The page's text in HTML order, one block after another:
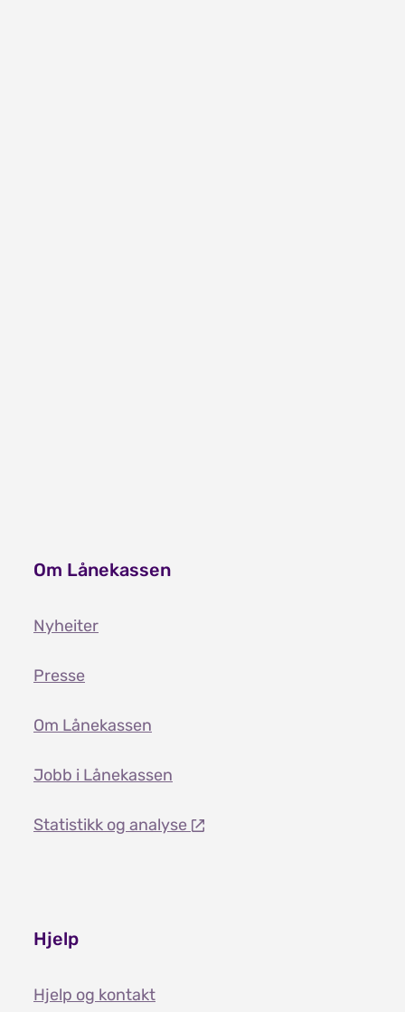
Om Lånekassen
Nyheiter
Presse
Om Lånekassen
Jobb i Lånekassen
Statistikk og analyse
Hjelp
Hjelp og kontakt